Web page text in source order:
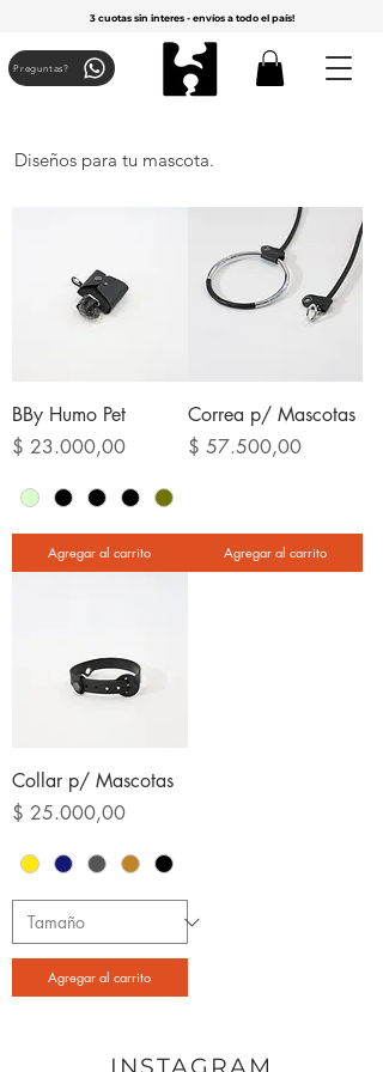
3 cuotas sin interes - envíos a todo el país!
Preguntas?
Diseños para tu mascota.
BBy Humo Pet
Precio
$ 23.000,00
Agregar al carrito
Correa p/ Mascotas
Precio
$ 57.500,00
Agregar al carrito
Collar p/ Mascotas
Precio
$ 25.000,00
Agregar al carrito